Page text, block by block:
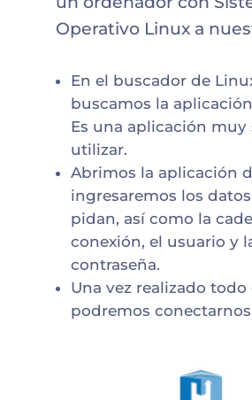
Operativo Linux a
En el buscador de
buscamos la
Es una aplicación muy
utilizar.
Abrimos la aplicación
ingresaremos los
pidan, así como la
conexión, el usuario y
contraseña.
Una vez realizado todo
podremos